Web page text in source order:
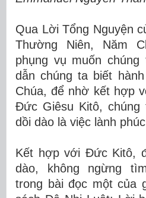
Qua Lời Tổng Nguyện
Thường Niên, Năm
phụng vụ muốn
dẫn chúng ta biết
Chúa, để nhờ kết hợp
Đức Giêsu Kitô, chúng
dồi dào là việc lành
Kết hợp với Đức Kitô,
dào, không ngừng
trong bài đọc một của